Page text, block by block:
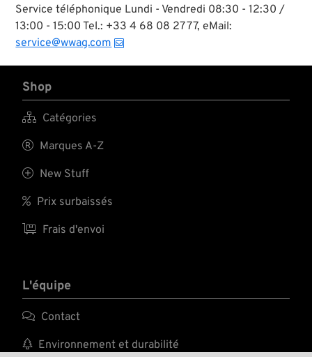
Service téléphonique Lundi - Vendredi 08:30 - 12:30 /
13:00 - 15:00 Tel.: +33 4 68 08 27 77, eMail:
service@wwag.com
Shop
 Catégories
 Marques A-Z
 New Stuff
 Prix surbaissés
 Frais d'envoi
L'équipe
 Contact
 Environnement et durabilité